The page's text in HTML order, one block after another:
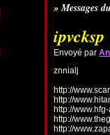
» Messages
ipvcksp
Envoyé par
znnialj
http://
http://
http://
http://
http://